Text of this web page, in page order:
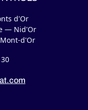
d'Or
— Nid'Or
d'Or